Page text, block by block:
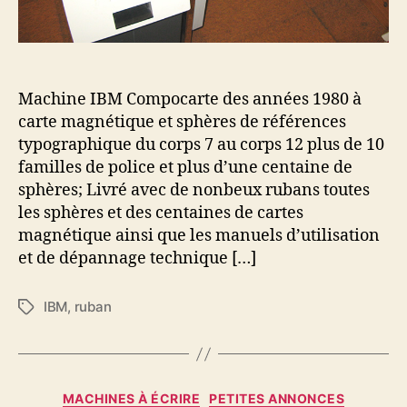
Machine IBM Compocarte des années 1980 à
carte magnétique et sphères de références
typographique du corps 7 au corps 12 plus de 10
familles de police et plus d’une centaine de
sphères; Livré avec de nonbeux rubans toutes
les sphères et des centaines de cartes
magnétique ainsi que les manuels d’utilisation
et de dépannage technique […]
Étiquettes
IBM, ruban
Catégories
MACHINES À ÉCRIRE PETITES ANNONCES